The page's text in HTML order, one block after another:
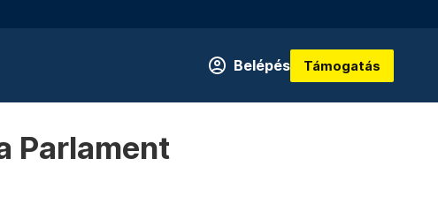
Belépés Támogatás
Parlament